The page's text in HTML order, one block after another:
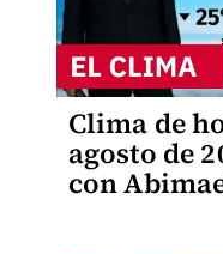
Clima de
agosto de
con